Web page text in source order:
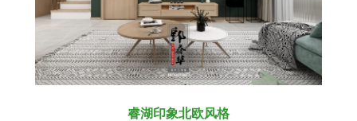
睿湖印象北欧风格